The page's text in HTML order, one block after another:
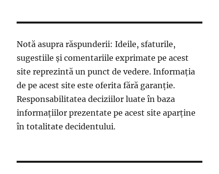
Notă asupra răspunderii: Ideile, sfaturile,
sugestiile și comentariile exprimate pe acest
site reprezintă un punct de vedere. Informația
de pe acest site este oferita fără garanție.
Responsabilitatea deciziilor luate în baza
informațiilor prezentate pe acest site aparține
în totalitate decidentului.